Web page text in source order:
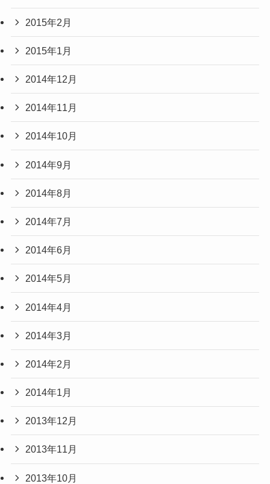
2015年2月
2015年1月
2014年12月
2014年11月
2014年10月
2014年9月
2014年8月
2014年7月
2014年6月
2014年5月
2014年4月
2014年3月
2014年2月
2014年1月
2013年12月
2013年11月
2013年10月